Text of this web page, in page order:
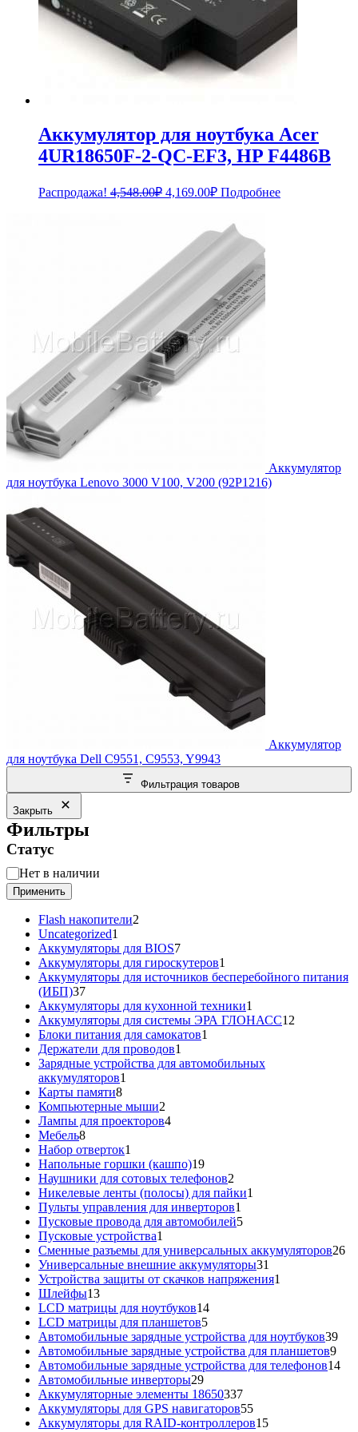
Аккумулятор для ноутбука Acer
4UR18650F-2-QC-EF3, HP F4486B
Распродажа! 4,548.00₽ Первоначальная
4,548.00₽.
4,169.00₽Текущая
цена:
4,169.00₽.
Подробнее
Аккумулятор
для ноутбука Lenovo 3000 V100, V200 (92P1216)
Аккумулятор
для ноутбука Dell C9551, C9553, Y9943
Фильтрация товаров
Закрыть
Фильтры
Статус
Статус
Нет в наличии
Применить
Flash накопители2
Uncategorized1
товар
Аккумуляторы для BIOS77
товаров
Аккумуляторы для гироскутеров1
товар
Аккумуляторы для источников бесперебойного питания
(ИБП)3737
товаров
Аккумуляторы для кухонной техники1
товар
Аккумуляторы для системы ЭРА ГЛОНАСС12
Блоки питания для самокатов1
Держатели для проводов1
товар
Зарядные устройства для автомобильных
аккумуляторов1
Карты памяти88
товаров
Компьютерные мыши2
товара
Лампы для проекторов44
Мебель88
товаров
Набор отверток1
товар
Напольные горшки (кашпо)1919
товаров
Наушники для сотовых телефонов2
товара
Никелевые ленты (полосы) для пайки1
Пульты управления для инверторов1
товар
Пусковые провода для автомобилей55
Пусковые устройства1
товар
Сменные разъемы для универсальных аккумуляторов2626
Универсальные внешние аккумуляторы31
товар
Устройства защиты от скачков напряжения1
Шлейфы1313
товаров
LCD матрицы для ноутбуков1414
LCD матрицы для планшетов55
товаров
Автомобильные зарядные устройства для ноутбуков3939
Автомобильные зарядные устройства для планшетов99
Автомобильные зарядные устройства для телефонов1414
Автомобильные инверторы2929
товаров
Аккумуляторные элементы 18650337337
товаров
Аккумуляторы для GPS навигаторов5555
товаров
Аккумуляторы для RAID-контроллеров1515